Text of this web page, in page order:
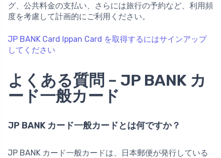
グ、公共料金の支払い、さらには旅行の予約など、利用頻
度を考慮して計画的にご利用ください。
JP BANK Card Ippan Card を取得するにはサインアップ
してください
よくある質問 – JP BANK カ
ード一般カード
JP BANK カード一般カードとは何ですか？
JP BANK カード一般カードは、日本郵便が発行している